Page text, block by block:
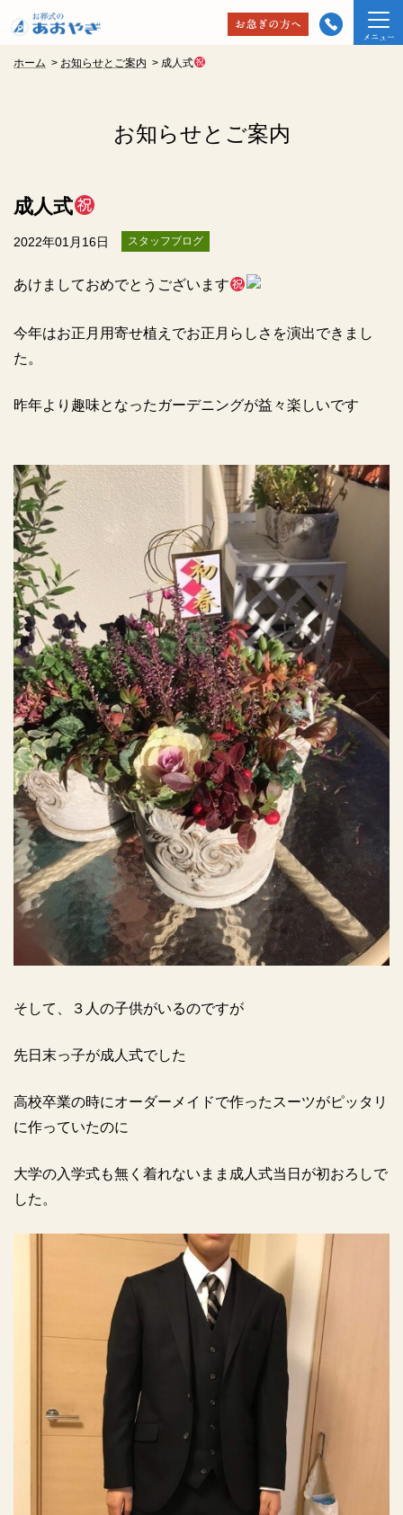
ホーム > お知らせとご案内 > 成人式
お知らせとご案内
成人式
2022年01月16日 スタッフブログ
あけましておめでとうございます
今年はお正月用寄せ植えでお正月らしさを演出できまし
た。
昨年より趣味となったガーデニングが益々楽しいです
そして、３人の子供がいるのですが
先日末っ子が成人式でした
高校卒業の時にオーダーメイドで作ったスーツがピッタリ
に作っていたのに
大学の入学式も無く着れないまま成人式当日が初おろしで
した。